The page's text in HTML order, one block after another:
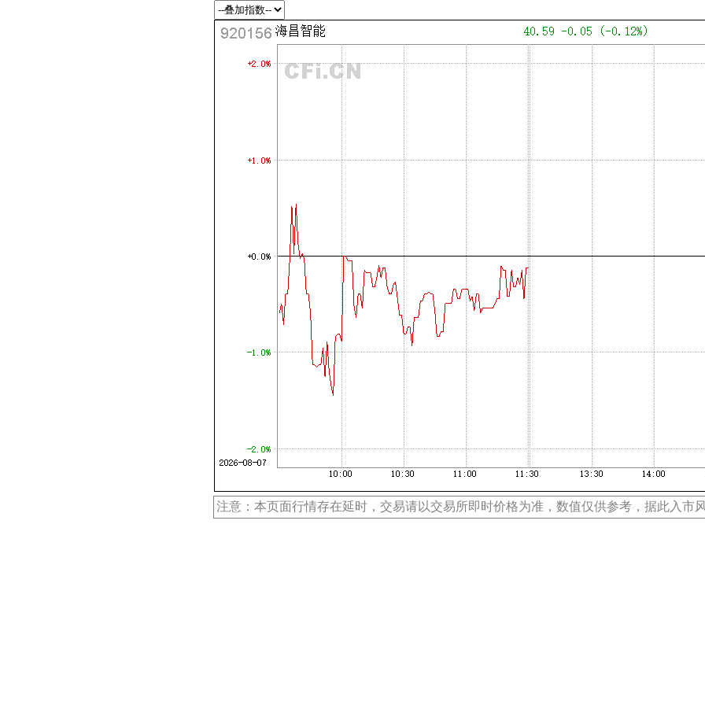
注意：本页面行情存在延时，交易请以交易所即时价格为准，数值仅供参考，据此入市风